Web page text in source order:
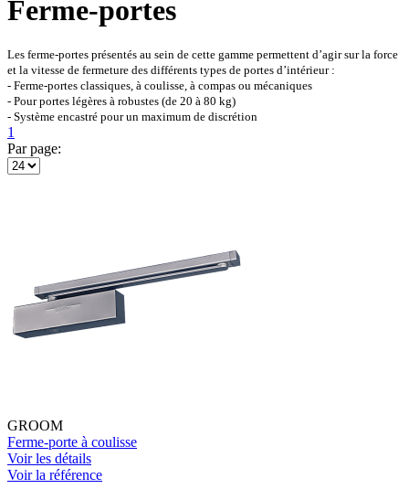
Ferme-portes
Les ferme-portes présentés au sein de cette gamme permettent d’agir sur la force
et la vitesse de fermeture des différents types de portes d’intérieur :
- Ferme-portes classiques, à coulisse, à compas ou mécaniques
- Pour portes légères à robustes (de 20 à 80 kg)
- Système encastré pour un maximum de discrétion
1
Par page:
GROOM
Ferme-porte à coulisse
Voir les détails
Voir la référence